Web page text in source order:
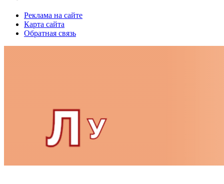
Реклама на сайте
Карта сайта
Обратная связь